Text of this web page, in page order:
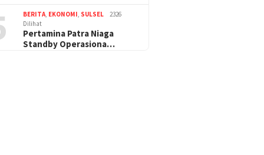
BERITA, EKONOMI, SULSEL
2326
Dilihat
Pertamina Patra Niaga
Standby Operasiona…